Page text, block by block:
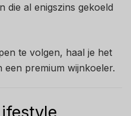
die al enigszins gekoeld
te volgen, haal je het
een premium wijnkoeler.